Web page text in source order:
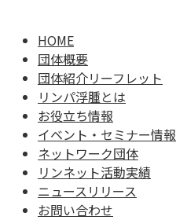
HOME
団体概要
団体紹介リーフレット
リンパ浮腫とは
お役立ち情報
イベント・セミナー情報
ネットワーク団体
リンネット活動実績
ニュースリリース
お問い合わせ